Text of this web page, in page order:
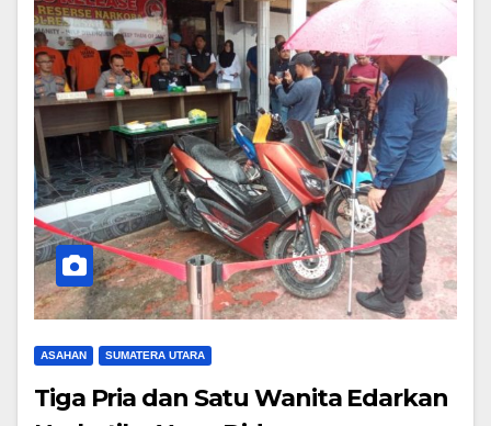
ASAHAN SUMATERA UTARA
Tiga Pria dan Satu Wanita Edarkan